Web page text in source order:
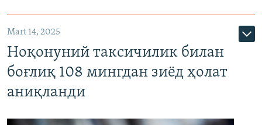
Mart 14, 2025
Ноқонуний таксичилик билан
боғлиқ 108 мингдан зиёд ҳолат
аниқланди